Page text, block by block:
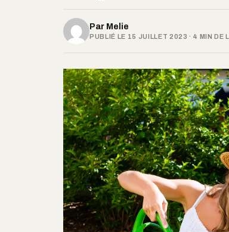
Par Melie
PUBLIÉ LE 15 JUILLET 2023 · 4 MIN DE